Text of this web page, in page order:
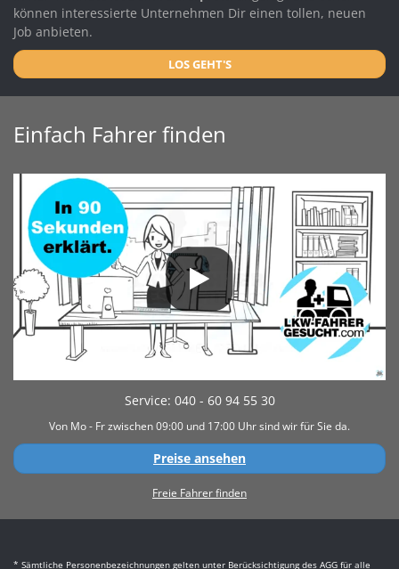
können interessierte Unternehmen Dir einen tollen, neuen
Job anbieten.
LOS GEHT'S
Einfach Fahrer finden
Service: 040 - 60 94 55 30
Von Mo - Fr zwischen 09:00 und 17:00 Uhr sind wir für Sie da.
Preise ansehen
Freie Fahrer finden
* Sämtliche Personenbezeichnungen gelten unter Berücksichtigung des AGG für alle